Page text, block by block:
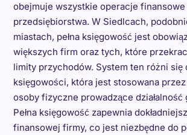
obejmuje wszystkie operacje finansowe
przedsiębiorstwa. W Siedlcach,
miastach, pełna księgowość jest
większych firm oraz tych, które
limity przychodów. System ten różni się
księgowości, która jest stosowana przez
osoby fizyczne prowadzące działalność
Pełna księgowość zapewnia
finansowej firmy, co jest niezbędne do